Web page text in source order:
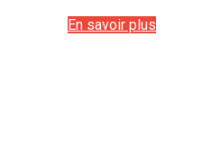
En savoir plus